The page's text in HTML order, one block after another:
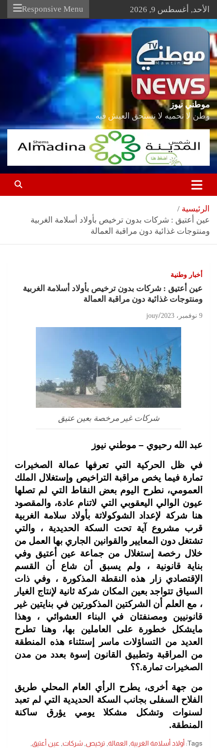
Skip
content
الأحد, أغسطس 9, 2026 Responsive Menu
موطني نيوز
وطن لا نحميه لا نستحق العيش فيه
الرئيسية
عين أعتيق : شركات بدون ترخيص بأولاد أسلامة الغربية
ومنتوجات غذائية دون مراقبة العمالة
أخبار وطنية
عين أعتيق : شركات بدون ترخيص بأولاد أسلامة الغربية
ومنتوجات غذائية دون مراقبة العمالة
9 نوفمبر، 2023 jouy
شركات غير مرخصة بعين عتيق
عبد الله رحيوي – موطني نيوز
في ظل الحركية التي تعرفها عمالة الصخيرات
تمارة فيما يخص مراقبة التراخيص وإستغلال الملك
العمومي، نطرح اليوم بعض النقاط التي لم تصلها
عيون الوالي اليعقوبي التي لاتنام عادة، والمقصود
هنا شركة لإعداد الشوكولاتة بأولاد سلامة الغربية
قرب مشروع آية تحت السكة الحديدية ، والتي
تشتغل دون المعايير والقوانين الجاري بها العمل من
خلال رخصة إستغلال من جماعة عين أعتيق وفي
بناية قانونية ، ولم يسبق أن شاع أن القسم
الإقتصادي زار هذه النقطة المذكورة ، وفي ذات
السياق تتواجد بعين المكان شركة ثانية لإنتاج الغيار
، مع العلم أن الشركتين المذكورتين في بنايتين غير
قانونيين ومصنفتان في البناء العشوائي ، وهذا
مايشكل خطورة على العاملين بها، وهنا تطرح
العديد من التساؤلات ماسر إستثناء هذه المنطقة
من المراقبة وتطبيق القانون إسوة بعدد من مدن
الصخيرات تمارة.؟؟
من جهة أخرى، يطرح الرأي العام المحلي طريق
الفلاح السفلى بجانب السكة الحديدية التي لم تعبد
لسنوات وتشكل مشكلا يومي يؤرق ساكنة
المنطقة.
Tags: أولاد أسلامة الغربية, العمالة, ترخيص, شركات, عين أعتيق,